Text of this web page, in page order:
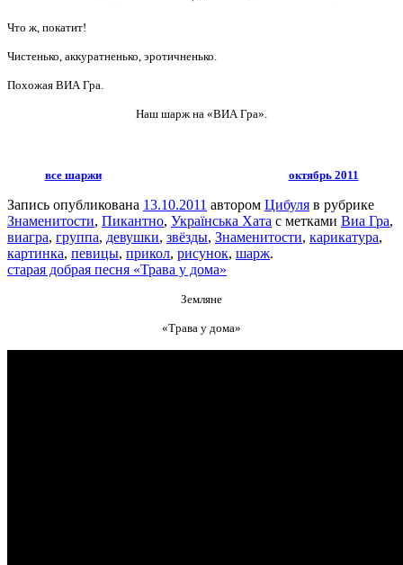
Что ж, покатит!
Чистенько, аккуратненько, эротичненько.
Похожая ВИА Гра.
Наш шарж на «ВИА Гра».
все шаржи октябрь 2011
Запись опубликована 13.10.2011 автором Цибуля в рубрике
Знаменитости, Пикантно, Українська Хата с метками Виа Гра,
виагра, группа, девушки, звёзды, Знаменитости, карикатура,
картинка, певицы, прикол, рисунок, шарж.
старая добрая песня «Трава у дома»
Земляне
«Трава у дома»